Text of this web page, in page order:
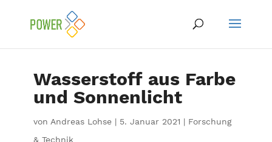
Wasserstoff aus Farbe
und Sonnenlicht
von Andreas Lohse| 5. Januar 2021 | Forschung
& Technik